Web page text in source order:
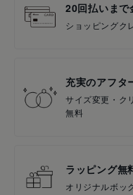
20回払いまで
ショッピングク
充実のアフタ
サイズ変更・ク
無料
ラッピング無
オリジナルボッ